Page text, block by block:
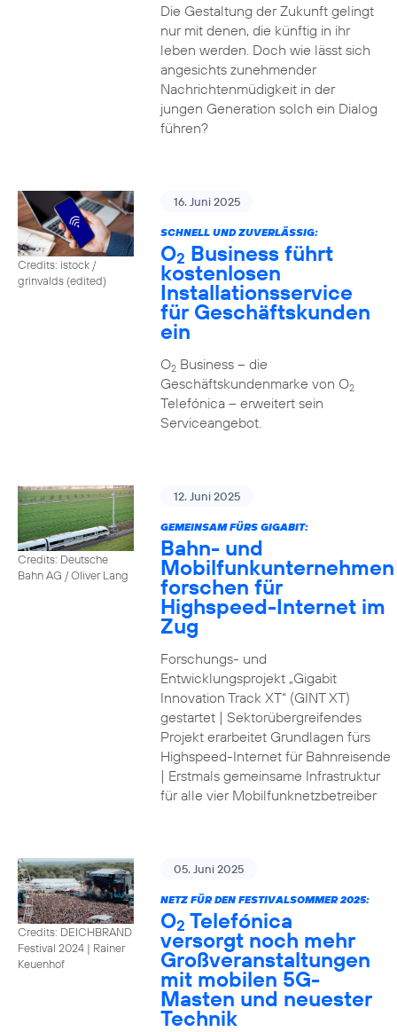
Die Gestaltung der Zukunft gelingt
nur mit denen, die künftig in ihr
leben werden. Doch wie lässt sich
angesichts zunehmender
Nachrichtenmüdigkeit in der
jungen Generation solch ein Dialog
führen?
Credits: istock /
grinvalds (edited)
16. Juni 2025
SCHNELL UND ZUVERLÄSSIG:
O2 Business führt
kostenlosen
Installationsservice
für Geschäftskunden
ein
O2Business – die
Geschäftskundenmarke von O2
Telefónica – erweitert sein
Serviceangebot.
Credits: Deutsche
Bahn AG / Oliver Lang
12. Juni 2025
GEMEINSAM FÜRS GIGABIT:
Bahn- und
Mobilfunkunternehmen
forschen für
Highspeed-Internet im
Zug
Forschungs- und
Entwicklungsprojekt „Gigabit
Innovation Track XT“ (GINT XT)
gestartet | Sektorübergreifendes
Projekt erarbeitet Grundlagen fürs
Highspeed-Internet für Bahnreisende
| Erstmals gemeinsame Infrastruktur
für alle vier Mobilfunknetzbetreiber
Credits: DEICHBRAND
Festival 2024 | Rainer
Keuenhof
05. Juni 2025
NETZ FÜR DEN FESTIVALSOMMER 2025:
O2 Telefónica
versorgt noch mehr
Großveranstaltungen
mit mobilen 5G-
Masten und neuester
Technik